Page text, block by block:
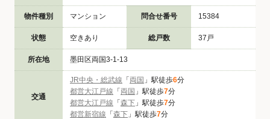
物件種別 マンション 問合せ番号 15384
状態 空きあり 総戸数 37戸
所在地 墨田区両国3-1-13
交通
JR中央・総武線 「 両国 」駅徒歩6分
都営大江戸線 「 両国 」駅徒歩7分
都営大江戸線 「 森下 」駅徒歩7分
都営新宿線 「 森下 」駅徒歩7分